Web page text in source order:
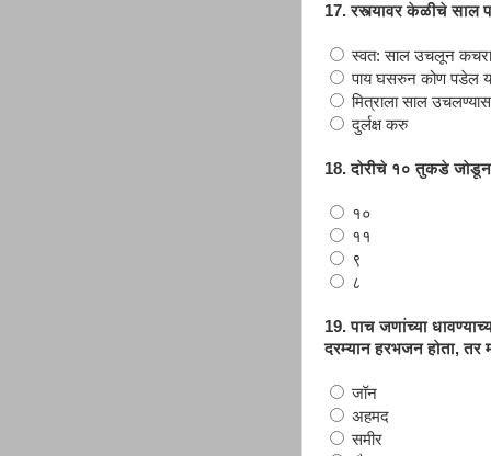
17. रस्त्यावर केळीचे
स्वत: साल उचलून
पाय घसरुन कोण पडेल
मित्राला साल
दुर्लक्ष करु
18. दोरीचे १० तुकडे जोडून
१०
११
९
८
19. पाच जणांच्या
दरम्यान हरभजन होता, तर
जॉन
अहमद
समीर